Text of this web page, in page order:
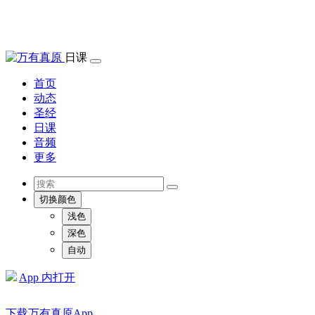
日课
首页
动态
圣经
日课
音频
更多
切换颜色
浅色
深色
自动
App 内打开